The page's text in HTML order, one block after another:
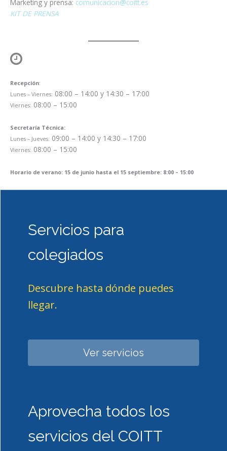
Marketing y prensa: comunicacion@coitt.es
KIT DE PRENSA
Recepción:
Lunes – Viernes: 08:00 – 14:00 y 14:30 – 17:00
Viernes: 08:00 – 15:00
Secretaría Técnica:
Lunes – Jueves: 09:00 – 14:00 y 14:30 – 17:00
Viernes: 08:00 – 15:00
Horario de verano: 15 de junio hasta el 15 septiembre: 8:00 – 15:00
Servicios para
colegiados
Descubre hasta dónde puedes
llegar.
Ver servicios
Aprovecha todos los
servicios del COITT